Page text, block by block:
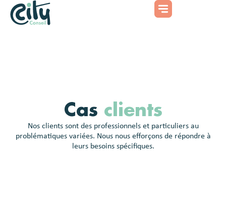
Cas clients
Nos clients sont des professionnels et particuliers au
problématiques variées. Nous nous efforçons de répondre à
leurs besoins spécifiques.